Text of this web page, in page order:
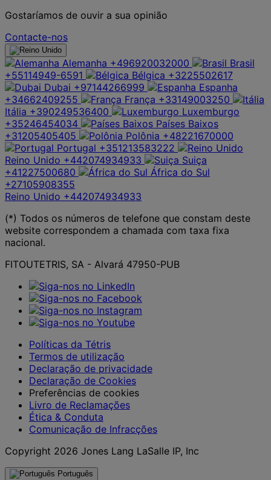
Gostaríamos de ouvir a sua opinião
Contacte-nos
Alemanha +496920032000
Brasil
+55114949-6591
Bélgica +3225502617
Dubai +97144266999
Espanha
+34662409255
França +33149003250
Itália +390249536400
Luxemburgo
+35246454034
Países Baixos
+31205405405
Polônia +48221670000
Portugal +351213583222
Reino Unido +442074934933
Suiça
+41227500680
África do Sul
+27105908355
Reino Unido +442074934933
(*) Todos os números de telefone que constam deste
website correspondem a chamada com taxa fixa
nacional.
FITOUTETRIS, SA - Alvará 47950-PUB
Políticas da Tétris
Termos de utilização
Declaração de privacidade
Declaração de Cookies
Preferências de cookies
Livro de Reclamações
Ética & Conduta
Comunicação de Infracções
Copyright 2026 Jones Lang LaSalle IP, Inc
Português